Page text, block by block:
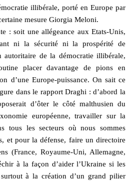
illibérale, porté en Europe par
mesure Giorgia Meloni.
: soit une allégeance aux Etats-Unis,
ni la sécurité ni la prospérité de
autoritaire de la démocratie illibérale,
placer davantage de pions en
d’une Europe-puissance. On sait ce
dans le rapport Draghi : d’abord la
d’ôter le côté malthusien du
européenne, travailler sur la
tous les secteurs où nous sommes
et pour la défense, faire un directoire
(France, Royaume-Uni, Allemagne,
à la façon d’aider l’Ukraine si les
à la création d’un grand pilier